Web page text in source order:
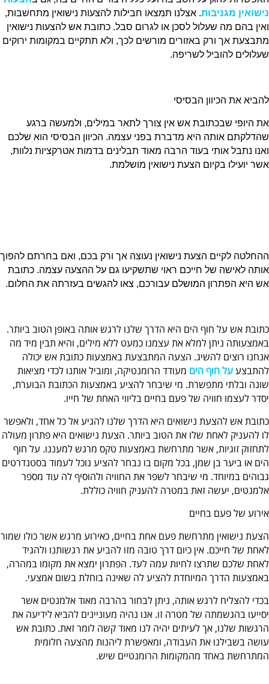
נישואין מגניבות. אצלנו תמצאו חבילות להצעות נישואין מתחשבות,
ואין בהם מה שעלול לסכן או לגרום סבל. כתובת אש להצעות נישואין
מתבצעת אך ורק באזורים מורשים לכך, ולא תתקיים במקומות ירוקים
שעלולים להוביל לשריפה.
להביא את הכיוון הבסיסי
את היופי שבכתובת אש אין צורך לתאר במילים, ולמעשה ברגע
שהדלקתם אותה היא מדברת בפני עצמה. הכיוון הבסיסי הוא שלכם
ואנו נתבל אותי בעוד הרבה מאוד תבלינים בדמות אטרקציות נלוות,
אשר יועילו בקיום הצעת נישואין מושלמת.
ההחלטה לקיים הצעת נישואין נעוצה אך ורק בכם, ואם בחרתם להפוך
אותה לאישה של חייכם ראוי שתשקיעו גם על ההצעה עצמה. כתובת
אש היא הפתרון המושלם עבורכם, צאו להגשים בעזרתה את החלום.
כתובת אש על חוף הים היא הדרך שלנו לרגש אותה באופן הטוב ביותר.
באמצעותה ניתן למלא את עצמנו כמעט ללא מילים, והיא תבין מיד מה
אנחנו רוצים להשיג. הצעה המתבצעת באמצעות כתובת אש יכולה
להתבצעעל חוף הים מעודד הרומנטיקה, ומוביל אותנו לכדי מציאות
שונה ובלתי מתפשרת. מי שיבחר להציע באמצעות הכתובת הבוערת,
יסדר לעצמו חוויה של פעם בחיים בליווי האחת של חייו.
כתובת אש להצעת נישואים היא הדרך שלנו להגיע אל כל אחד, ולאפשר
לו להעניק לאחת שלו את הטוב ביותר. הצעת נישואים היא פתרון מעולה
לתחזוק זוגיות, אשר מתרחשת באמצעות טקס מרגש למעננו. על חוף
הים או ביער בן שמן, בכל מקום בו נבחר להציע נוכל לעמוד בסטנדרטים
גבוהים במיוחד. מי שיבחר לשפר את החוויה ולהוסיף לה עוד מספר
אלמנטים, יעשה זאת במטרה להעניק חוויה כוללת.
אירוע של פעם בחיים
הצעת נישואין מתרחשת פעם אחת בחיים, כאירוע מרגש אשר כולו שמור
לאחת של חייכם. אין כיום דרך טובה מזו להביע את רגשותנו ולהגיד
לאחת שלכם שתרצו לחיות עמה לעד. הפתרון ימצא את מקומו במהרה,
באמצעות הדרך המיוחדת להציע לה שאינה בוחלת בשום אמצעי.
בכדי להצליח לרגש אותה, ניתן לבחור בהרבה מאוד אלמנטים אשר
יסייעו בהגשמתה של מטרה זו. אנו נהיה מעוניינים להביא לידיעה את
הרגשות שלנו, אך לעיתים יהיה לנו מאוד קשה לומר זאת. כתובת אש
עושה בשבילנו את העבודה, ומאפשרת ליהנות מהצעה חלומית
המתרחשת באחד מהמקומות הרומנטיים שיש.